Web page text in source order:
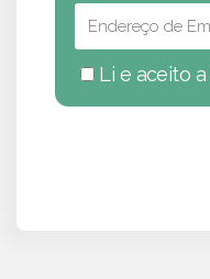
Li e aceito a